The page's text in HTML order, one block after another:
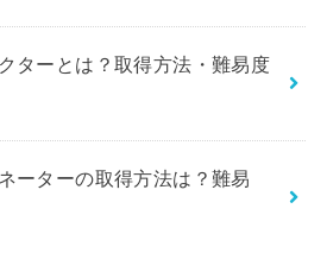
ターとは？取得方法・難易度
ーターの取得方法は？難易